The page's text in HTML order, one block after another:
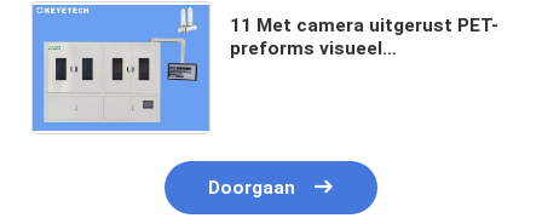
11 Met camera uitgerust PET-
preforms visueel
Doorgaan